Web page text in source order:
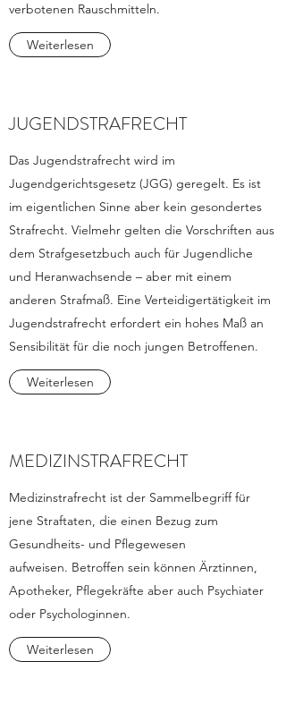
verbotenen Rauschmitteln.
Weiterlesen
JUGENDSTRAFRECHT
Das Jugendstrafrecht wird im
Jugendgerichtsgesetz (JGG) geregelt. Es ist
im eigentlichen Sinne aber kein gesondertes
Strafrecht. Vielmehr gelten die Vorschriften aus
dem Strafgesetzbuch auch für Jugendliche
und Heranwachsende – aber mit einem
anderen Strafmaß. Eine Verteidigertätigkeit im
Jugendstrafrecht erfordert ein hohes Maß an
Sensibilität für die noch jungen Betroffenen.
Weiterlesen
MEDIZINSTRAFRECHT
Medizinstrafrecht ist der Sammelbegriff für
jene Straftaten, die einen Bezug zum
Gesundheits- und Pflegewesen
aufweisen. Betroffen sein können Ärztinnen,
Apotheker, Pflegekräfte aber auch Psychiater
oder Psychologinnen.
Weiterlesen